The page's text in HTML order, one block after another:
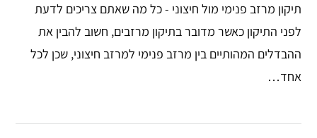
תיקון מרזב פנימי מול חיצוני - כל מה שאתם צריכים לדעת
לפני התיקון כאשר מדובר בתיקון מרזבים, חשוב להבין את
ההבדלים המהותיים בין מרזב פנימי למרזב חיצוני, שכן לכל
אחד…